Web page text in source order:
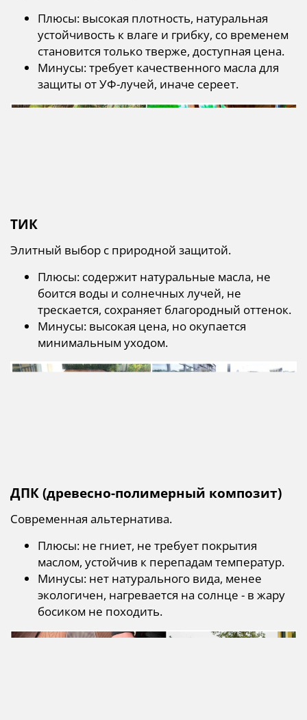
Плюсы: высокая плотность, натуральная
устойчивость к влаге и грибку, со временем
становится только тверже, доступная цена.
Минусы: требует качественного масла для
защиты от УФ-лучей, иначе сереет.
ТИК
Элитный выбор с природной защитой.
Плюсы: содержит натуральные масла, не
боится воды и солнечных лучей, не
трескается, сохраняет благородный оттенок.
Минусы: высокая цена, но окупается
минимальным уходом.
ДПК (древесно-полимерный композит)
Современная альтернатива.
Плюсы: не гниет, не требует покрытия
маслом, устойчив к перепадам температур.
Минусы: нет натурального вида, менее
экологичен, нагревается на солнце - в жару
босиком не походить.